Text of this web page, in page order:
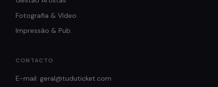
Fotografia & Vídeo
Impressão & Pub.
CONTACTO
E-mail: geral@tuduticket.com